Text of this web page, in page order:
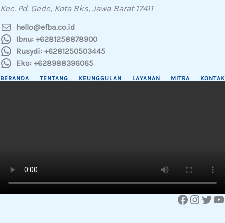
Kec. Pd. Gede, Kota Bks, Jawa Barat 17411
hello@efba.co.id
Ibnu: +6281258878900
Rusydi: +6281250503445
Eko: +628988396065
BERANDA TENTANG KEUNGGULAN LAYANAN MITRA KONTAK
Facebook Instagram Twitter YouTube